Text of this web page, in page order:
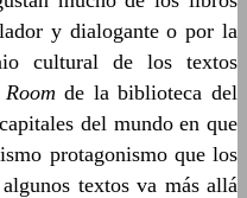
y dialogante o por la
cultural de los textos
de la biblioteca del
del mundo en que
protagonismo que los
textos va más allá